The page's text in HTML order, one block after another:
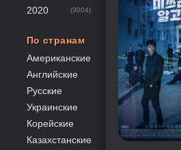
2020 (3004)
По странам
Американские
Английские
Русские
Украинские
Корейские
Казахстанские